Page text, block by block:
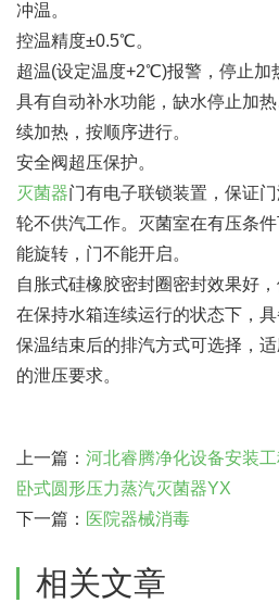
冲温。
控温精度±0.5℃。
超温(设定温度+2℃)报警，停止加
具有自动补水功能，缺水停止加
续加热，按顺序进行。
安全阀超压保护。
灭菌器门有电子联锁装置，保证
轮不供汽工作。灭菌室在有压条
能旋转，门不能开启。
自胀式硅橡胶密封圈密封效果好，
在保持水箱连续运行的状态下，具
保温结束后的排汽方式可选择，
的泄压要求。
上一篇： 河北睿腾净化设备安装
卧式圆形压力蒸汽灭菌器YX
下一篇： 医院器械消毒
相关文章